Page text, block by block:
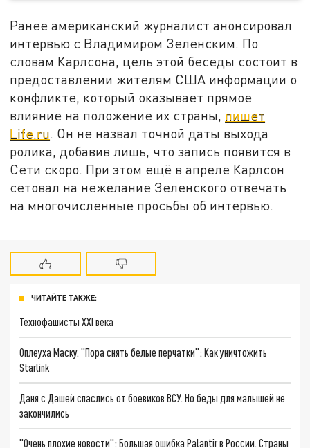
Ранее американский журналист анонсировал
интервью с Владимиром Зеленским. По
словам Карлсона, цель этой беседы состоит в
предоставлении жителям США информации о
конфликте, который оказывает прямое
влияние на положение их страны, пишет
Life.ru. Он не назвал точной даты выхода
ролика, добавив лишь, что запись появится в
Сети скоро. При этом ещё в апреле Карлсон
сетовал на нежелание Зеленского отвечать
на многочисленные просьбы об интервью.
ЧИТАЙТЕ ТАКЖЕ:
Технофашисты XXI века
Оплеуха Маску. "Пора снять белые перчатки": Как уничтожить
Starlink
Даня с Дашей спаслись от боевиков ВСУ. Но беды для малышей не
закончились
"Очень плохие новости": Большая ошибка Palantir в России. Страны